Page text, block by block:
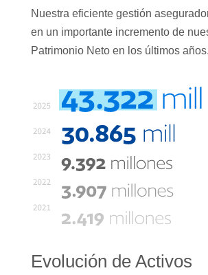
Nuestra eficiente gestión
en un importante incremento de
Patrimonio Neto en los últimos años.
Evolución de Activos